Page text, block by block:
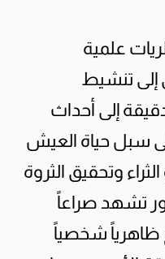
علمية
إلى تنشيط
إلى أحداث
سبل حياة العيش
وتحقيق الثروة
تشهد صراعاً
ظاهرياً شخصياً